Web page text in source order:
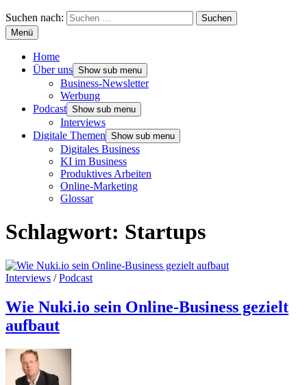
Suchen nach:
Menü
Home
Über uns Show sub menu
Business-Newsletter
Werbung
Podcast Show sub menu
Interviews
Digitale Themen Show sub menu
Digitales Business
KI im Business
Produktives Arbeiten
Online-Marketing
Glossar
Schlagwort: Startups
Interviews /Podcast
Wie Nuki.io sein Online-Business gezielt
aufbaut